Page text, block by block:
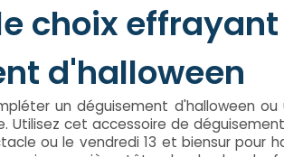
choix
d'halloween
un déguisement d'halloween ou
Utilisez cet accessoire de
ou le vendredi 13 et biensur pour